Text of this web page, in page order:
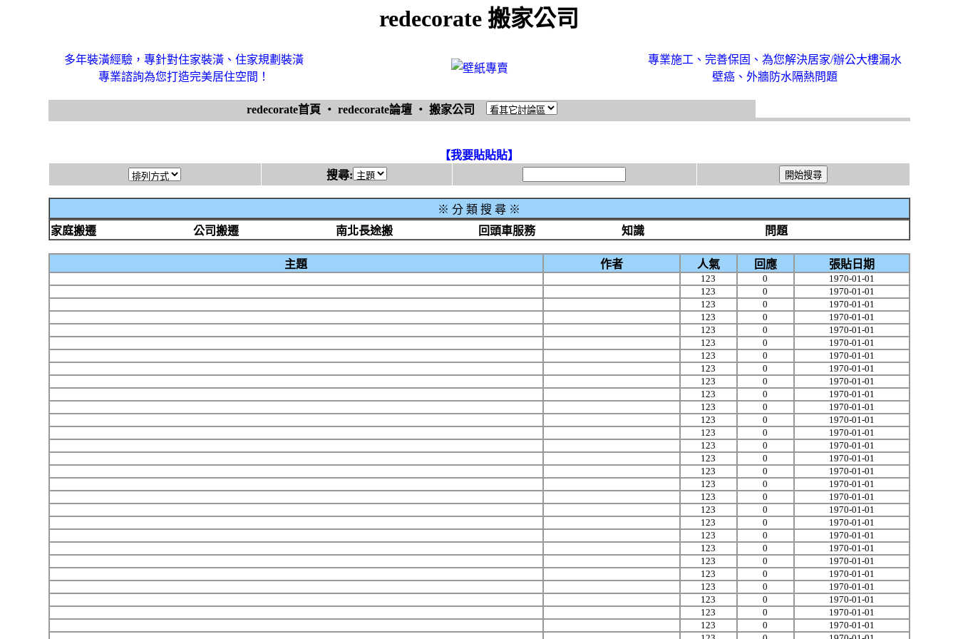
redecorate 搬家公司
多年裝潢經驗，專針對住家裝潢、住家規劃裝潢
專業諮詢為您打造完美居住空間！
專業施工、完善保固、為您解決居家/辦公大樓漏水
壁癌、外牆防水隔熱問題
redecorate首頁 ‧ redecorate論壇 ‧ 搬家公司
【我要貼貼貼】
搜尋:
※ 分 類 搜 尋 ※
家庭搬遷
公司搬遷 南北長途搬 回頭車服務 知識 問題
主題 作者 人氣 回應 張貼日期
123 0
1970-01-01
123
0
1970-01-01
123
0
1970-01-01
123
0
1970-01-01
123
0
1970-01-01
123
0
1970-01-01
123
0
1970-01-01
123
0
1970-01-01
123
0
1970-01-01
123
0
1970-01-01
123
0
1970-01-01
123
0
1970-01-01
123
0
1970-01-01
123
0
1970-01-01
123
0
1970-01-01
123
0
1970-01-01
123
0
1970-01-01
123
0
1970-01-01
123
0
1970-01-01
123
0
1970-01-01
123
0
1970-01-01
123
0
1970-01-01
123
0
1970-01-01
123
0
1970-01-01
123
0
1970-01-01
123
0
1970-01-01
123
0
1970-01-01
123
0
1970-01-01